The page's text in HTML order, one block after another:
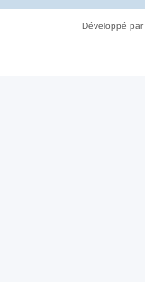
Développé par